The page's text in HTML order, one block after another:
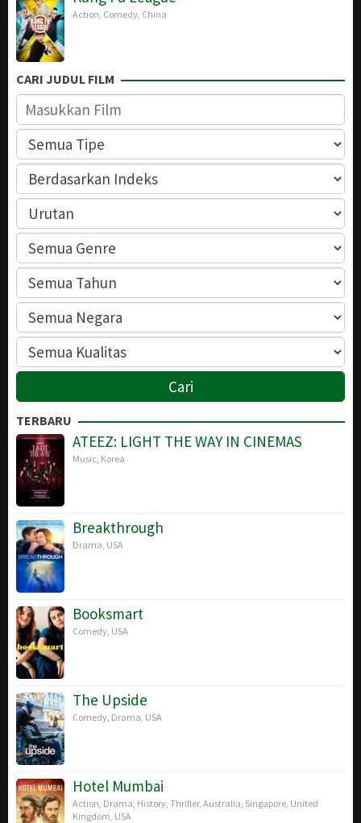
Action Comedy China
CARI JUDUL FILM
TERBARU
ATEEZ: LIGHT THE WAY IN CINEMAS
Music Korea
Breakthrough
Drama USA
Booksmart
Comedy USA
The Upside
Comedy Drama USA
Hotel Mumbai
Action Drama History Thriller, Australia Singapore United
Kingdom USA